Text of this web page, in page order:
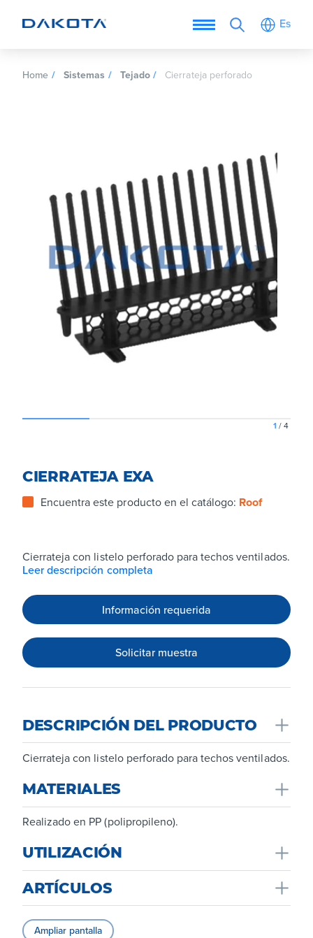
Es
Home Sistemas Tejado Cierrateja perforado
1 /4
CIERRATEJA EXA
Encuentra este producto en el catálogo: Roof
Cierrateja con listelo perforado para techos ventilados.
Leer descripción completa
Información requerida
Solicitar muestra
DESCRIPCIÓN DEL PRODUCTO
Cierrateja con listelo perforado para techos ventilados.
MATERIALES
Realizado en PP (polipropileno).
UTILIZACIÓN
Se utiliza para techos ventilados, para una correcta
ARTÍCULOS
Ampliar pantalla